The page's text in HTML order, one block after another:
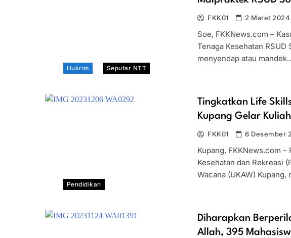
Hukrim Seputar NTT
FKK01 2 Maret 2024
Soe, FKKNews.com –
Tenaga Kesehatan
menyendap atau
Pendidikan
Tingkatkan Life
Kupang Gelar
FKK01 6 Desember
Kupang, FKKNews.com
Kesehatan dan Rekreasi
Wacana (UKAW)
Diharapkan
Allah, 395